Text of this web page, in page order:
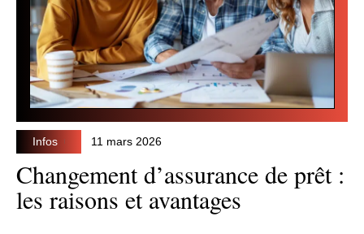
Infos 11 mars 2026
Changement d’assurance de prêt :
les raisons et avantages